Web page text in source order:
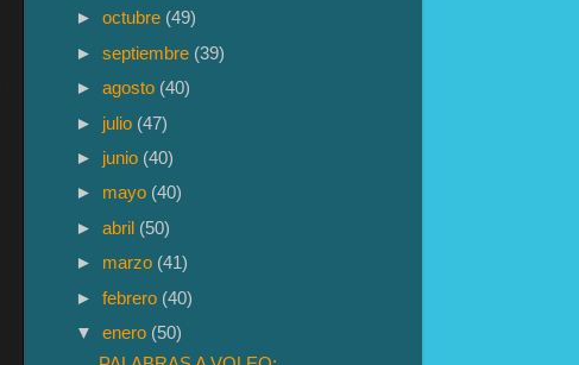
►octubre (49)
►septiembre (39)
►agosto (40)
► julio (47)
► junio (40)
► mayo (40)
►abril (50)
► marzo (41)
►febrero (40)
▼enero (50)